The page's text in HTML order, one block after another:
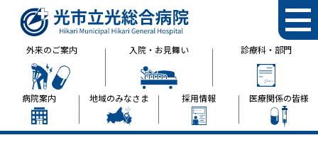
光市立光総合病院
外来のご案内 入院・お見舞い 診療科・部門
病院案内 地域のみなさま 採用情報 医療関係の皆様